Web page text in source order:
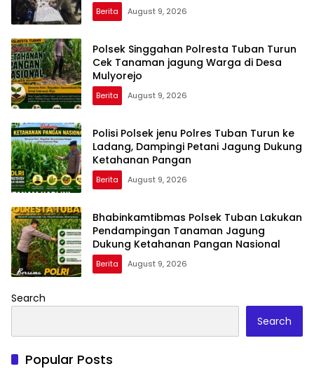
Berita August 9, 2026
Polsek Singgahan Polresta Tuban Turun
Cek Tanaman jagung Warga di Desa
Mulyorejo
Berita August 9, 2026
Polisi Polsek jenu Polres Tuban Turun ke
Ladang, Dampingi Petani Jagung Dukung
Ketahanan Pangan
Berita August 9, 2026
Bhabinkamtibmas Polsek Tuban Lakukan
Pendampingan Tanaman Jagung
Dukung Ketahanan Pangan Nasional
Berita August 9, 2026
Search
Search
Popular Posts